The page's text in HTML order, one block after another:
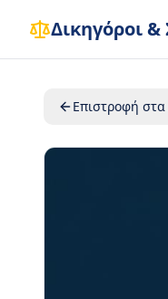
Δικηγόροι
Επιστροφή